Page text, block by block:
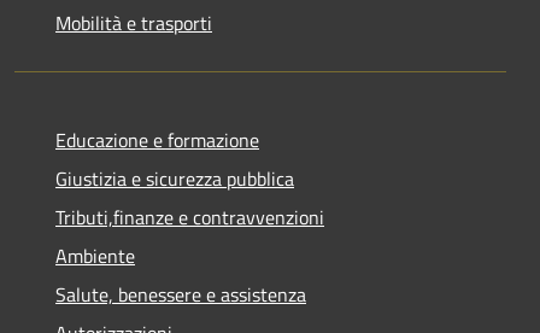
Mobilità e trasporti
Educazione e formazione
Giustizia e sicurezza pubblica
Tributi,finanze e contravvenzioni
Ambiente
Salute, benessere e assistenza